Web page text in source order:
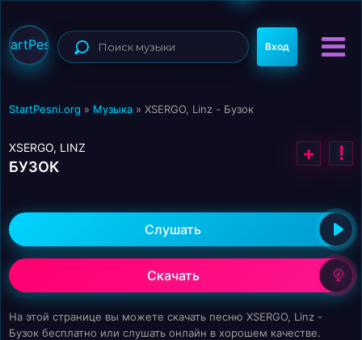
Вход
StartPesni.org » Музыка » XSERGO, Linz - Бузок
XSERGO, LINZ
БУЗОК
+ !
Слушать
Скачать
На этой странице вы можете скачать песню XSERGO, Linz -
Бузок бесплатно или слушать онлайн в хорошем качестве.